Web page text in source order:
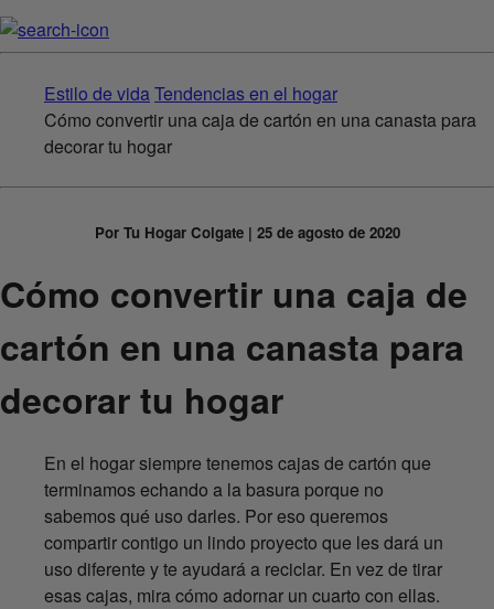
Estilo de vidaTendencias en el hogar
Cómo convertir una caja de cartón en una canasta para
decorar tu hogar
Por Tu Hogar Colgate | 25 de agosto de 2020
Cómo convertir una caja de
cartón en una canasta para
decorar tu hogar
En el hogar siempre tenemos cajas de cartón que
terminamos echando a la basura porque no
sabemos qué uso darles. Por eso queremos
compartir contigo un lindo proyecto que les dará un
uso diferente y te ayudará a reciclar. En vez de tirar
esas cajas, mira cómo adornar un cuarto con ellas.